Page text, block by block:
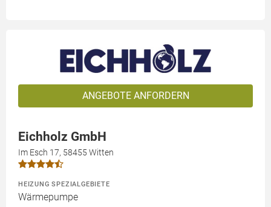
ANGEBOTE ANFORDERN
Eichholz GmbH
Im Esch 17, 58455 Witten
HEIZUNG SPEZIALGEBIETE
Wärmepumpe